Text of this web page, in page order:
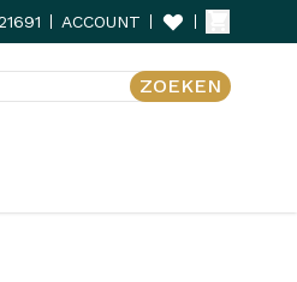
ACCOUNT
ZOEKEN